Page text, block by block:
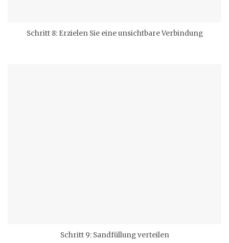
Schritt 8: Erzielen Sie eine unsichtbare Verbindung
Schritt 9: Sandfüllung verteilen